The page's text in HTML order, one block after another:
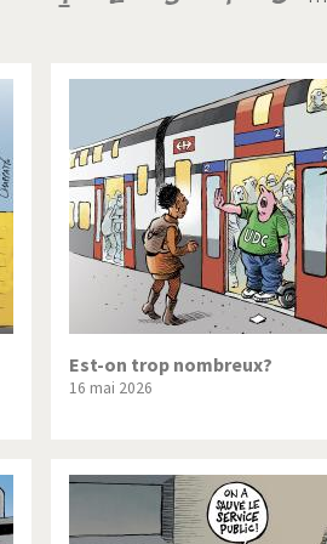
arabe à l'hiver
Palestine
du Nord: guerre ou paix? La
UDC Le
Bush Les
suisse en Libye
Est-on trop nombreux?
16 mai 2026